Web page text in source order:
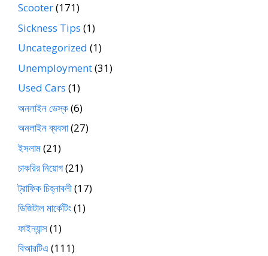
Scooter(171)
Sickness Tips (1)
Uncategorized (1)
Unemployment(31)
Used Cars (1)
অনলাইন ডেস্ক(6)
অনলাইন ব্যবসা(27)
ইসলাম(21)
চাকরির নিয়োগ(21)
ট্রাফিক চিহ্নাবলী(17)
ডিজিটাল মার্কেটিং(1)
ফাইন্যান্স(1)
বিআরটিএ (111)